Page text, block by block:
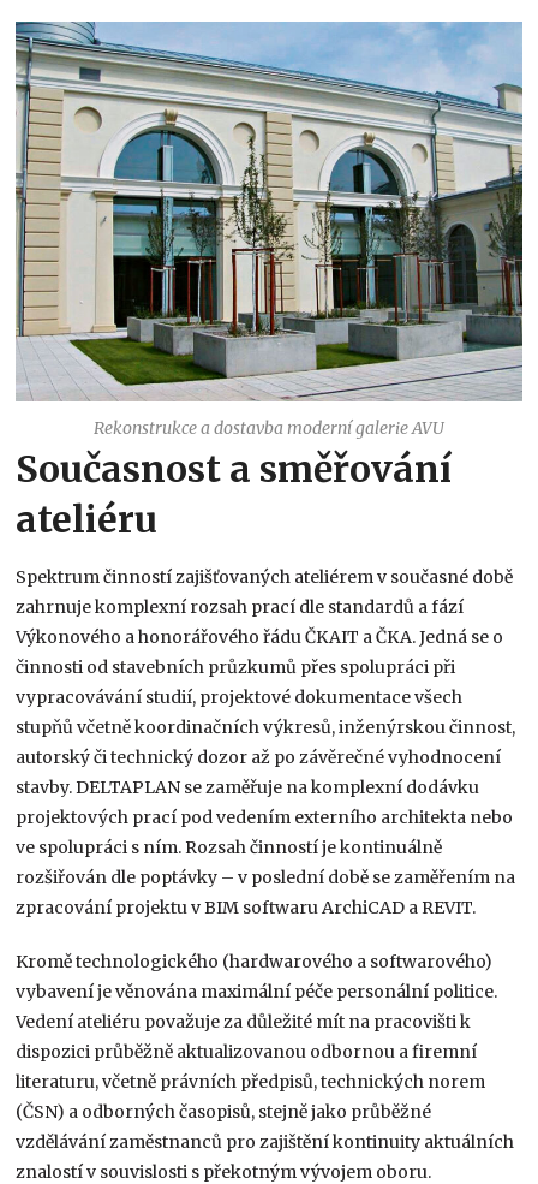
Rekonstrukce a dostavba moderní galerie AVU
Současnost a směřování
ateliéru
Spektrum činností zajišťovaných ateliérem v současné době
zahrnuje komplexní rozsah prací dle standardů a fází
Výkonového a honorářového řádu ČKAIT a ČKA. Jedná se o
činnosti od stavebních průzkumů přes spolupráci při
vypracovávání studií, projektové dokumentace všech
stupňů včetně koordinačních výkresů, inženýrskou činnost,
autorský či technický dozor až po závěrečné vyhodnocení
stavby. DELTAPLAN se zaměřuje na komplexní dodávku
projektových prací pod vedením externího architekta nebo
ve spolupráci s ním. Rozsah činností je kontinuálně
rozšiřován dle poptávky – v poslední době se zaměřením na
zpracování projektu v BIM softwaru ArchiCAD a REVIT.
Kromě technologického (hardwarového a softwarového)
vybavení je věnována maximální péče personální politice.
Vedení ateliéru považuje za důležité mít na pracovišti k
dispozici průběžně aktualizovanou odbornou a firemní
literaturu, včetně právních předpisů, technických norem
(ČSN) a odborných časopisů, stejně jako průběžné
vzdělávání zaměstnanců pro zajištění kontinuity aktuálních
znalostí v souvislosti s překotným vývojem oboru.